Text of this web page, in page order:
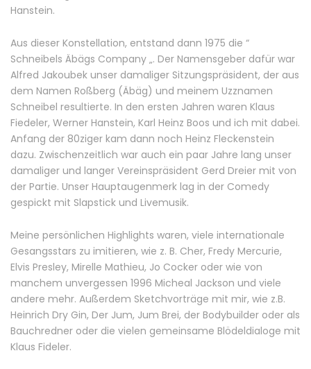
Hanstein.
Aus dieser Konstellation, entstand dann 1975 die “
Schneibels Äbägs Company „. Der Namensgeber dafür war
Alfred Jakoubek unser damaliger Sitzungspräsident, der aus
dem Namen Roßberg (Äbäg) und meinem Uzznamen
Schneibel resultierte. In den ersten Jahren waren Klaus
Fiedeler, Werner Hanstein, Karl Heinz Boos und ich mit dabei.
Anfang der 80ziger kam dann noch Heinz Fleckenstein
dazu. Zwischenzeitlich war auch ein paar Jahre lang unser
damaliger und langer Vereinspräsident Gerd Dreier mit von
der Partie. Unser Hauptaugenmerk lag in der Comedy
gespickt mit Slapstick und Livemusik.
Meine persönlichen Highlights waren, viele internationale
Gesangsstars zu imitieren, wie z. B. Cher, Fredy Mercurie,
Elvis Presley, Mirelle Mathieu, Jo Cocker oder wie von
manchem unvergessen 1996 Micheal Jackson und viele
andere mehr. Außerdem Sketchvorträge mit mir, wie z.B.
Heinrich Dry Gin, Der Jum, Jum Brei, der Bodybuilder oder als
Bauchredner oder die vielen gemeinsame Blödeldialoge mit
Klaus Fideler.